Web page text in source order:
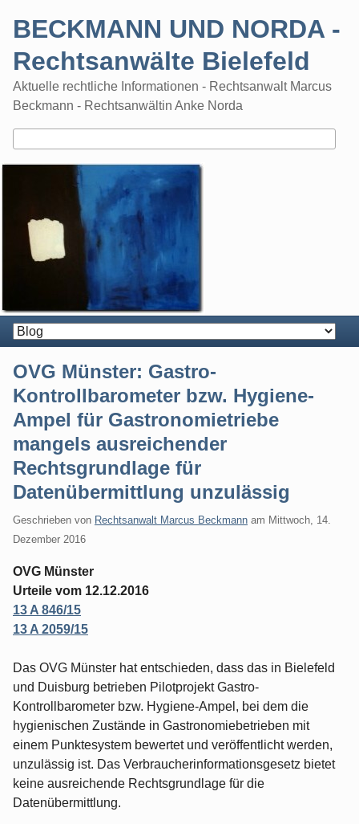
BECKMANN UND NORDA -
Rechtsanwälte Bielefeld
Aktuelle rechtliche Informationen - Rechtsanwalt Marcus
Beckmann - Rechtsanwältin Anke Norda
OVG Münster: Gastro-
Kontrollbarometer bzw. Hygiene-
Ampel für Gastronomietriebe
mangels ausreichender
Rechtsgrundlage für
Datenübermittlung unzulässig
Geschrieben von Rechtsanwalt Marcus Beckmann am Mittwoch, 14.
Dezember 2016
OVG Münster
Urteile vom 12.12.2016
13 A 846/15
13 A 2059/15
Das OVG Münster hat entschieden, dass das in Bielefeld
und Duisburg betrieben Pilotprojekt Gastro-
Kontrollbarometer bzw. Hygiene-Ampel, bei dem die
hygienischen Zustände in Gastronomiebetrieben mit
einem Punktesystem bewertet und veröffentlicht werden,
unzulässig ist. Das Verbraucherinformationsgesetz bietet
keine ausreichende Rechtsgrundlage für die
Datenübermittlung.